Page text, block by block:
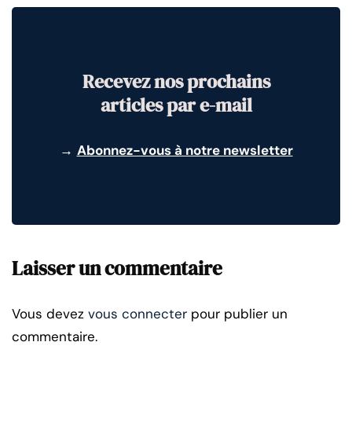
Recevez nos prochains
articles par e-mail
→ Abonnez-vous à notre newsletter
Laisser un commentaire
Vous devez vous connecter pour publier un
commentaire.